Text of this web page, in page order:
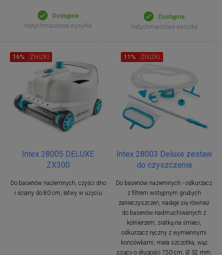
Dostępne
Natychmiastowa wysyłka
Dostępne
Natychmiastowa wysyłka
Intex 28005 DELUXE
ZX300
Do basenów naziemnych, czyści dno
i ściany do 80 cm, łatwy w użyciu
16% ZNIŻKI
Intex 28003 Deluxe zestaw
do czyszczenia
Do basenów naziemnych - odkurzacz
z filtrem wstępnym grubych
zanieczyszczeń, nadaje się również
do basenów nadmuchiwanych z
kołnierzem, siatką na śmieci,
odkurzacz ręczny z wymiennymi
końcówkami, mała szczotka, wąż
ssący o długości 750 cm, Ø 32 mm,
11% ZNIŻKI